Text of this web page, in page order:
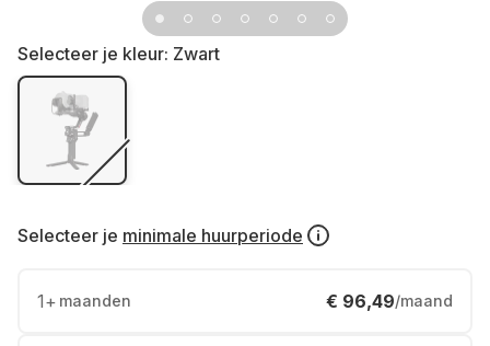
Selecteer je kleur: Zwart
Selecteer je minimale huurperiode
1+ maanden € 96,49/maand